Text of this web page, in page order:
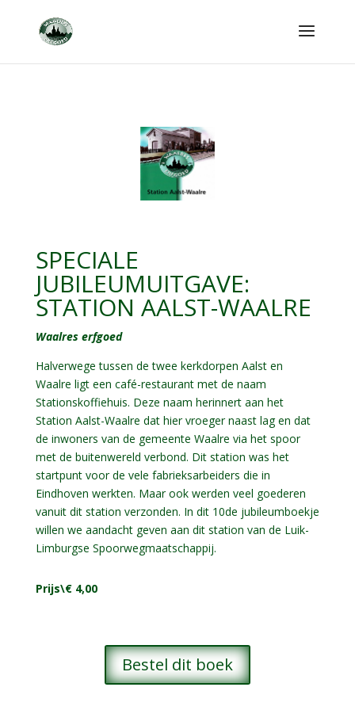
SPECIALE
JUBILEUMUITGAVE:
STATION AALST-WAALRE
Waalres erfgoed
Halverwege tussen de twee kerkdorpen Aalst en
Waalre ligt een café-restaurant met de naam
Stationskoffiehuis. Deze naam herinnert aan het
Station Aalst-Waalre dat hier vroeger naast lag en dat
de inwoners van de gemeente Waalre via het spoor
met de buitenwereld verbond. Dit station was het
startpunt voor de vele fabrieksarbeiders die in
Eindhoven werkten. Maar ook werden veel goederen
vanuit dit station verzonden. In dit 10de jubileumboekje
willen we aandacht geven aan dit station van de Luik-
Limburgse Spoorwegmaatschappij.
Prijs\€ 4,00
Bestel dit boek